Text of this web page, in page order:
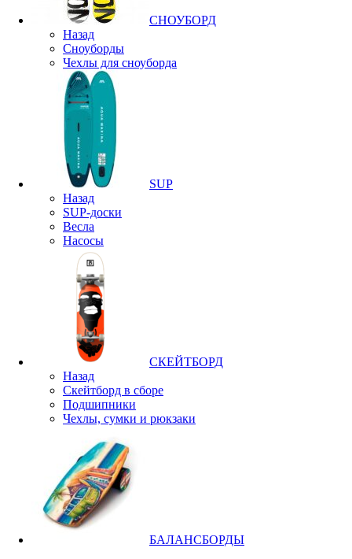
СНОУБОРД
Назад
Сноуборды
Чехлы для сноуборда
SUP
Назад
SUP-доски
Весла
Насосы
СКЕЙТБОРД
Назад
Скейтборд в сборе
Подшипники
Чехлы, сумки и рюкзаки
БАЛАНСБОРДЫ